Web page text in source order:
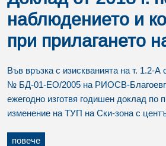
наблюдението и
при прилагането
Във връзка с изискванията на т. 1.2-
№ БД-01-ЕО/2005 на РИОСВ-
ежегодно изготвя годишен доклад по
изменение на ТУП на Ски-зона с
повече